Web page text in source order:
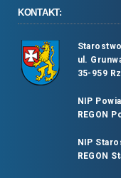
KONTAKT:
ul.
35-959
NIP
REGON
NIP
REGON